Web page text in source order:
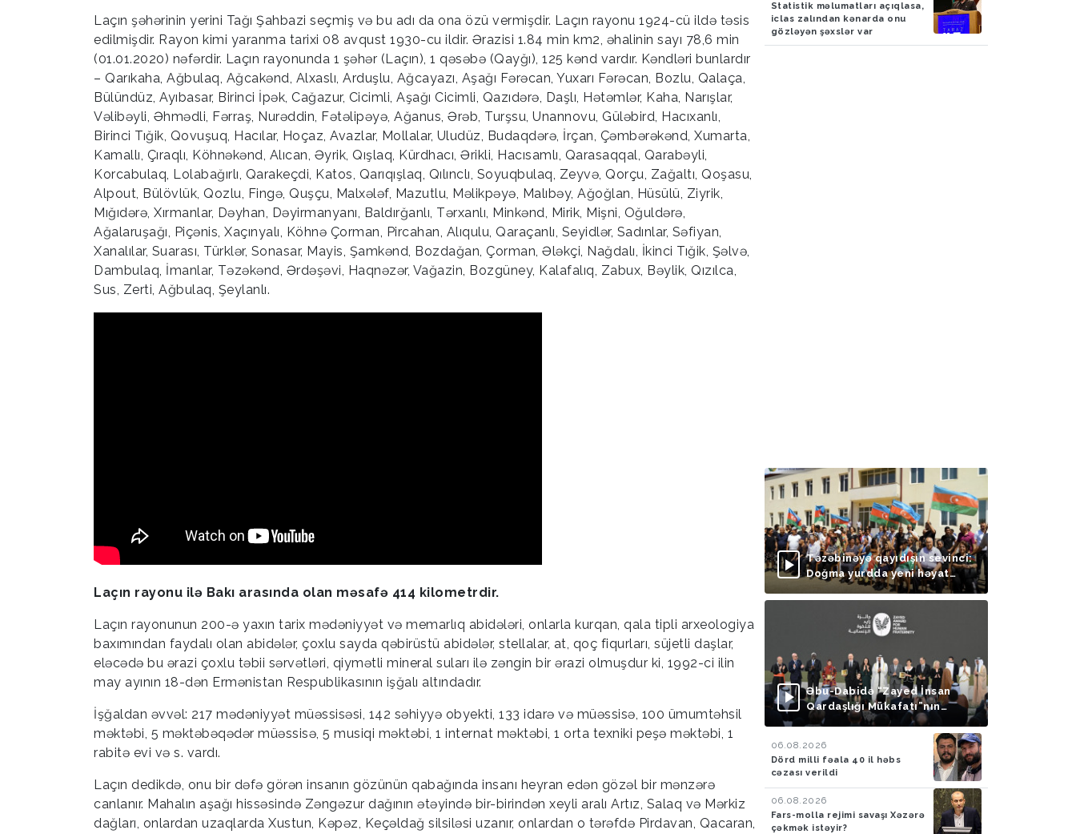
Laçın şəhərinin yerini Tağı Şahbazi seçmiş və bu adı da ona özü vermişdir. Laçın rayonu 1924-cü ildə təsis
edilmişdir. Rayon kimi yaranma tarixi 08 avqust 1930-cu ildir. Ərazisi 1.84 min km2, əhalinin sayı 78,6 min
(01.01.2020) nəfərdir. Laçın rayonunda 1 şəhər (Laçın), 1 qəsəbə (Qayğı), 125 kənd vardır. Kəndləri bunlardır
– Qarıkaha, Ağbulaq, Ağcakənd, Alxaslı, Arduşlu, Ağcayazı, Aşağı Fərəcan, Yuxarı Fərəcan, Bozlu, Qalaça,
Bülündüz, Ayıbasar, Birinci İpək, Cağazur, Cicimli, Aşağı Cicimli, Qazıdərə, Daşlı, Hətəmlər, Kaha, Narışlar,
Vəlibəyli, Əhmədli, Fərraş, Nurəddin, Fətəlipəyə, Ağanus, Ərəb, Turşsu, Unannovu, Güləbird, Hacıxanlı,
Birinci Tığik, Qovuşuq, Hacılar, Hoçaz, Avazlar, Mollalar, Uludüz, Budaqdərə, İrçan, Çəmbərəkənd, Xumarta,
Kamallı, Çıraqlı, Köhnəkənd, Alıcan, Əyrik, Qışlaq, Kürdhacı, Ərikli, Hacısamlı, Qarasaqqal, Qarabəyli,
Korcabulaq, Lolabağırlı, Qarakeçdi, Katos, Qarıqışlaq, Qılınclı, Soyuqbulaq, Zeyvə, Qorçu, Zağaltı, Qoşasu,
Alpout, Bülövlük, Qozlu, Fingə, Quşçu, Malxələf, Mazutlu, Məlikpəyə, Malıbəy, Ağoğlan, Hüsülü, Ziyrik,
Mığıdərə, Xırmanlar, Dəyhan, Dəyirmanyanı, Baldırğanlı, Tərxanlı, Minkənd, Mirik, Mişni, Oğuldərə,
Ağalaruşağı, Piçənis, Xaçınyalı, Köhnə Çorman, Pircahan, Alıqulu, Qaraçanlı, Seyidlər, Sadınlar, Səfiyan,
Xanalılar, Suarası, Türklər, Sonasar, Mayis, Şamkənd, Bozdağan, Çorman, Ələkçi, Nağdalı, İkinci Tığik, Şəlvə,
Dambulaq, İmanlar, Təzəkənd, Ərdəşəvi, Haqnəzər, Vağazin, Bozgüney, Kalafalıq, Zabux, Bəylik, Qızılca,
Sus, Zerti, Ağbulaq, Şeylanlı.
Laçın rayonu ilə Bakı arasında olan məsafə 414 kilometrdir.
Laçın rayonunun 200-ə yaxın tarix mədəniyyət və memarlıq abidələri, onlarla kurqan, qala tipli arxeologiya
baxımından faydalı olan abidələr, çoxlu sayda qəbirüstü abidələr, stellalar, at, qoç fiqurları, süjetli daşlar,
eləcədə bu ərazi çoxlu təbii sərvətləri, qiymətli mineral suları ilə zəngin bir ərazi olmuşdur ki, 1992-ci ilin
may ayının 18-dən Ermənistan Respublikasının işğalı altındadır.
İşğaldan əvvəl: 217 mədəniyyət müəssisəsi, 142 səhiyyə obyekti, 133 idarə və müəssisə, 100 ümumtəhsil
məktəbi, 5 məktəbəqədər müəssisə, 5 musiqi məktəbi, 1 internat məktəbi, 1 orta texniki peşə məktəbi, 1
rabitə evi və s. vardı.
Laçın dedikdə, onu bir dəfə görən insanın gözünün qabağında insanı heyran edən gözəl bir mənzərə
canlanır. Mahalın aşağı hissəsində Zəngəzur dağının ətəyində bir-birindən xeyli aralı Artız, Salaq və Mərkiz
dağları, onlardan uzaqlarda Xustun, Kəpəz, Keçəldağ silsiləsi uzanır, onlardan o tərəfdə Pirdavan, Qacaran,
Statistik məlumatları açıqlasa,
iclas zalından kənarda onu
gözləyən şəxslər var
Təzəbinəyə qayıdışın sevinci:
Doğma yurdda yeni həyat
başlayır
Əbu-Dabidə “Zayed İnsan
Qardaşlığı Mükafatı”nın
təqdimolunma mərasimi
06.08.2026
Dörd milli fəala 40 il həbs
cəzası verildi
06.08.2026
Fars-molla rejimi savaşı Xəzərə
çəkmək istəyir?